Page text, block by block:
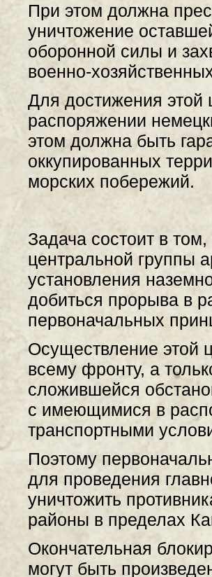
При этом должна
уничтожение
оборонной силы и
военно-
Для достижения
распоряжении
этом должна быть
оккупированных
морских побережий.
Задача состоит в
центральной группы
установления
добиться прорыва в
первоначальных
Осуществление этой
всему фронту, а
сложившейся
с имеющимися в
транспортными
Поэтому
для проведения
уничтожить
районы в пределах
Окончательная
могут быть